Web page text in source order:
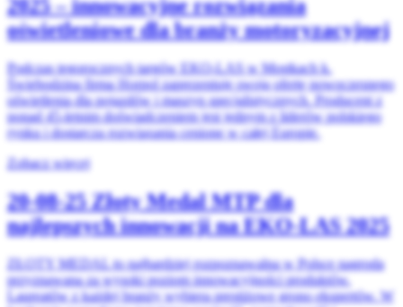
2025 – innowacyjne rozwiązania
oświetleniowe dla branży motoryzacyjnej
Podczas tegorocznych targów EKO-LAS w Mostkach k.
Świebodzina firma Horpol zaprezentuje swoją ofertę nowoczesnego
oświetlenia dla pojazdów i maszyn specjalistycznych. Producent z
ponad 45-letnim doświadczeniem jest jednym z liderów polskiego
rynku i dostarcza rozwiązania cenione w całej Europie.
Zobacz więcej
20-08-25Złoty Medal MTP dla
najlepszych innowacji na EKO-LAS 2025
ZŁOTY MEDAL to najbardziej rozpoznawalna w Polsce nagroda
przyznawana za wysoki poziom innowacyjności produktów.
Laureatów z każdej branży wybiera prestiżowe grono ekspertów. W